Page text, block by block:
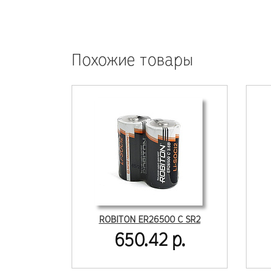
Похожие товары
ROBITON ER26500 C SR2
650.42 р.